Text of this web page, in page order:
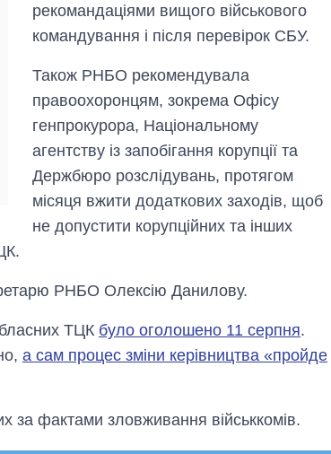
рекомандаціями вищого військового
командування і після перевірок СБУ.
Також РНБО рекомендувала
правоохоронцям, зокрема Офісу
генпрокурора, Національному
агентству із запобігання корупції та
Держбюро розслідувань, протягом
місяця вжити додаткових заходів, щоб
не допустити корупційних та інших
РНБО Олексію Данилову.
ТЦК було оголошено 11 серпня.
а сам процес зміни керівництва «пройде
за фактами зловживання військкомів.
як зріс попит на
чипи за останні
роки і що
прогнозують на
2027-й